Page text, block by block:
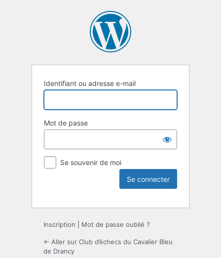
Identifiant ou adresse e-mail
Mot de passe
Se souvenir de moi
Inscription Mot de passe oublié ?
← Aller sur Club d’échecs du Cavalier Bleu
de Drancy